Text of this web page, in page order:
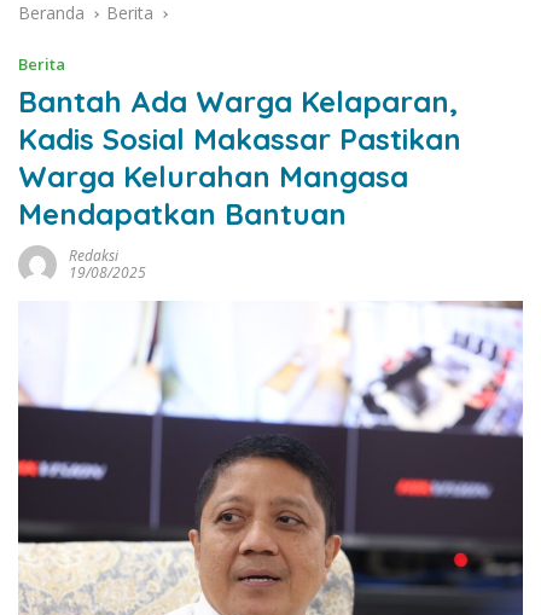
Beranda Berita
Berita
Bantah Ada Warga Kelaparan,
Kadis Sosial Makassar Pastikan
Warga Kelurahan Mangasa
Mendapatkan Bantuan
Redaksi
19/08/2025